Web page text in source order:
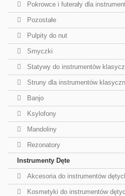
Pokrowce i futerały dla
Pozostałe
Pulpity do nut
Smyczki
Statywy do instrumentów
Struny dla instrumentów
Banjo
Ksylofony
Mandoliny
Rezonatory
Instrumenty Dęte
Akcesoria do instrumentów
Kosmetyki do instrumentów